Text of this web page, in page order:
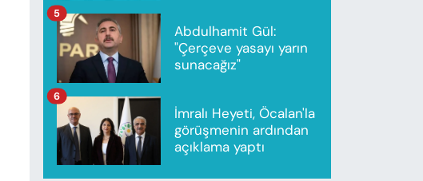
Abdulhamit Gül:
"Çerçeve yasayı yarın
sunacağız"
5
İmralı Heyeti, Öcalan'la
görüşmenin ardından
açıklama yaptı
6